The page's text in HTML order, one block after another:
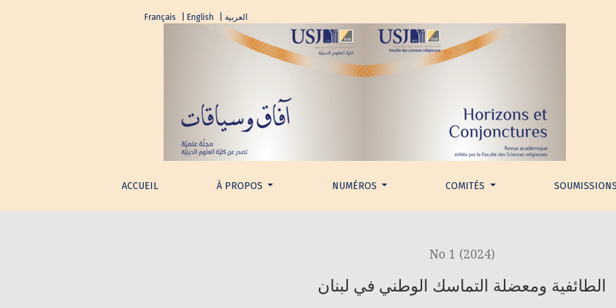
الطائفية ومعضلة التماسك الوطني في لبنان
Français | English | العربية
ACCUEIL À PROPOS NUMÉROS COMITÉS
No 1 (2024)
الطائفية ومعضلة التماسك الوطني في لبنان